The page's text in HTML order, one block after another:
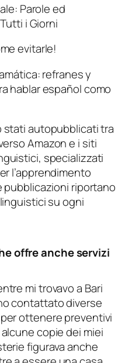
Parole ed
i Giorni
evitarle!
refranes y
hablar español como
autopubblicati tra
Amazon e i siti
specializzati
l’apprendimento
pubblicazioni riportano
su ogni
offre anche servizi
mi trovavo a Bari
contattato diverse
ottenere preventivi
copie dei miei
figurava anche